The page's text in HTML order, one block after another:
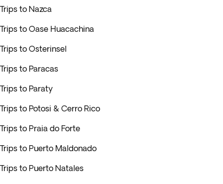
Trips to Nazca
Trips to Oase Huacachina
Trips to Osterinsel
Trips to Paracas
Trips to Paraty
Trips to Potosi & Cerro Rico
Trips to Praia do Forte
Trips to Puerto Maldonado
Trips to Puerto Natales